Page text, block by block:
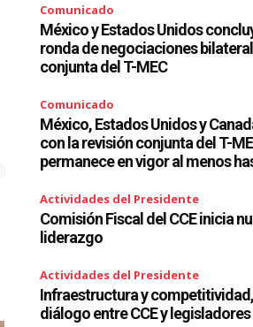
Comunicado
México y Estados Unidos
ronda de negociaciones
conjunta del T-MEC
Comunicado
México, Estados Unidos y
con la revisión conjunta del T-
permanece en vigor al menos
Actividades del Presidente
Comisión Fiscal del CCE inicia
liderazgo
Actividades del Presidente
Infraestructura y
diálogo entre CCE y legisladores